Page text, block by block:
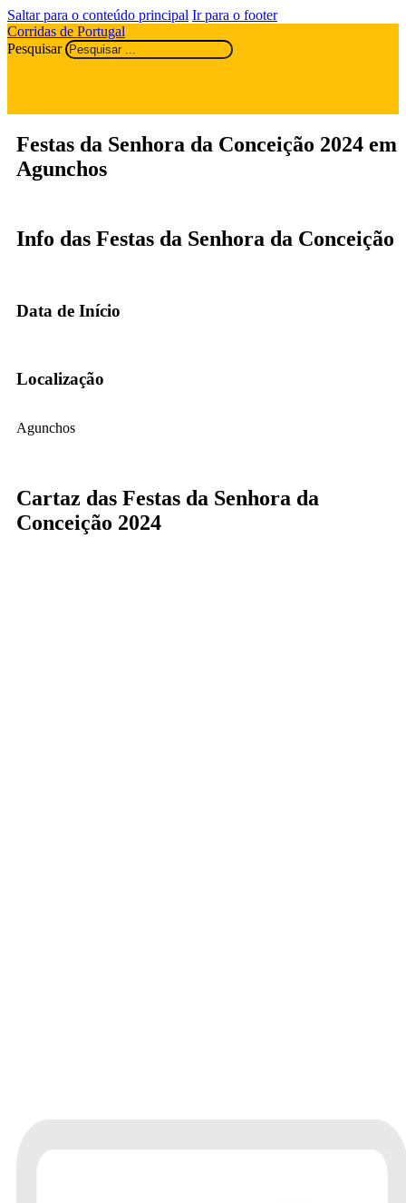
Saltar para o conteúdo principal Ir para o footer
Corridas de Portugal
Pesquisar
Festas da Senhora da Conceição 2024 em
Agunchos
Info das Festas da Senhora da Conceição
Data de Início
Localização
Agunchos
Cartaz das Festas da Senhora da
Conceição 2024